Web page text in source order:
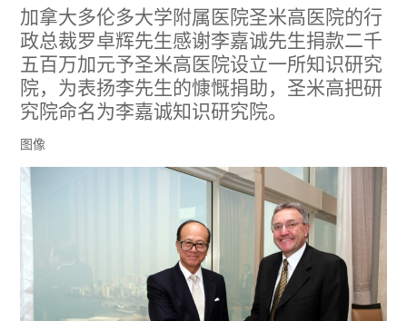
加拿大多伦多大学附属医院圣米高医院的行
政总裁罗卓辉先生感谢李嘉诚先生捐款二千
五百万加元予圣米高医院设立一所知识研究
院，为表扬李先生的慷慨捐助，圣米高把研
究院命名为李嘉诚知识研究院。
图像